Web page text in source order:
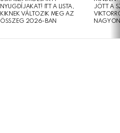
NYUGDÍJAKAT! ITT A LISTA,
KIKNEK VÁLTOZIK MEG AZ
ÖSSZEG 2026-BAN
JÖTT A